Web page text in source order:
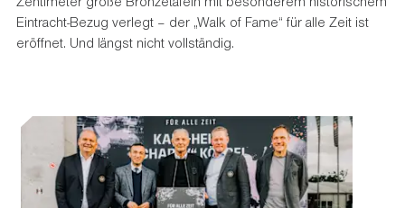
Eintracht-Bezug verlegt – der „Walk of Fame“ für alle Zeit ist
eröffnet. Und längst nicht vollständig.